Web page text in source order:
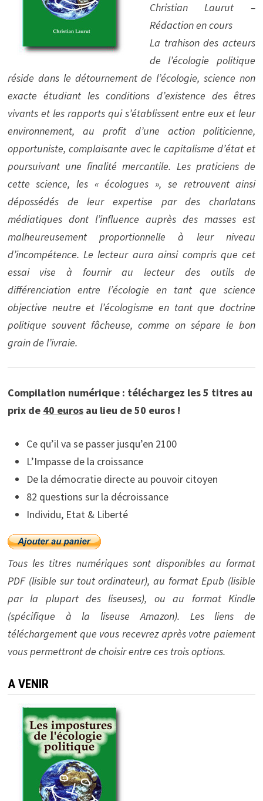
Christian Laurut –
Rédaction en cours
La trahison des acteurs
de l’écologie politique
réside dans le détournement de l’écologie, science non
exacte étudiant les conditions d’existence des êtres
vivants et les rapports qui s’établissent entre eux et leur
environnement, au profit d’une action politicienne,
opportuniste, complaisante avec le capitalisme d’état et
poursuivant une finalité mercantile. Les praticiens de
cette science, les « écologues », se retrouvent ainsi
dépossédés de leur expertise par des charlatans
médiatiques dont l’influence auprès des masses est
malheureusement proportionnelle à leur niveau
d’incompétence. Le lecteur aura ainsi compris que cet
essai vise à fournir au lecteur des outils de
différenciation entre l’écologie en tant que science
objective neutre et l’écologisme en tant que doctrine
politique souvent fâcheuse, comme on sépare le bon
grain de l’ivraie.
Compilation numérique : téléchargez les 5 titres au
prix de 40 eurosau lieu de 50 euros !
Ce qu’il va se passer jusqu’en 2100
L’Impasse de la croissance
De la démocratie directe au pouvoir citoyen
82 questions sur la décroissance
Individu, Etat & Liberté
Tous les titres numériques sont disponibles au format
PDF (lisible sur tout ordinateur), au format Epub (lisible
par la plupart des liseuses), ou au format Kindle
(spécifique à la liseuse Amazon). Les liens de
téléchargement que vous recevrez après votre paiement
vous permettront de choisir entre ces trois options.
A VENIR